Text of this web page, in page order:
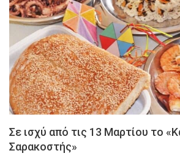
Σε ισχύ από τις 13 Μαρτίου το
Σαρακοστής»